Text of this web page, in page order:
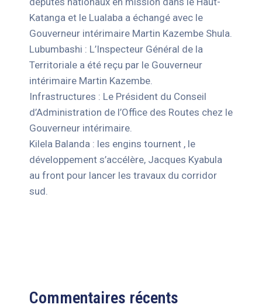
Katanga et le Lualaba a échangé avec le
Gouverneur intérimaire Martin Kazembe Shula.
Lubumbashi : L’Inspecteur Général de la
Territoriale a été reçu par le Gouverneur
intérimaire Martin Kazembe.
Infrastructures : Le Président du Conseil
d’Administration de l’Office des Routes chez le
Gouverneur intérimaire.
Kilela Balanda : les engins tournent , le
développement s’accélère, Jacques Kyabula
au front pour lancer les travaux du corridor
sud.
Commentaires récents